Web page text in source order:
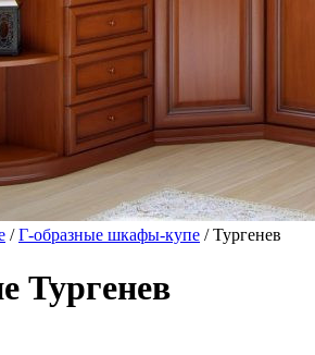
/Г-образные шкафы-купе / Тургенев
Тургенев